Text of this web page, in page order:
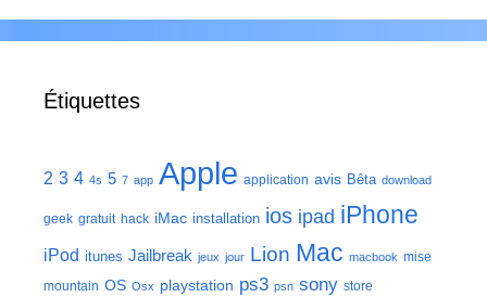
Étiquettes
2 3 4 4s 5 7 app Apple application avis Bêta download
geek gratuit hack iMac installation ios ipad iPhone
iPod itunes Jailbreak jeux jour Lion Mac macbook mise
mountain OS Osx playstation ps3 psn sony store